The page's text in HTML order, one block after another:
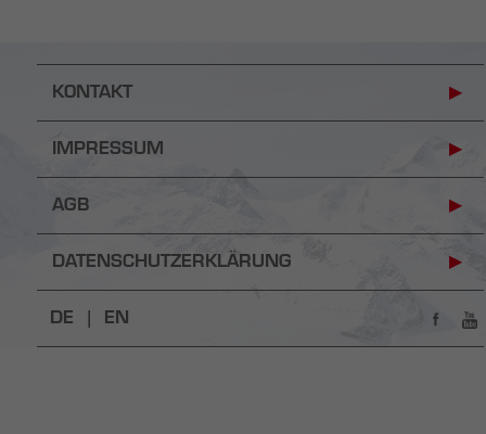
KONTAKT
IMPRESSUM
AGB
DATENSCHUTZERKLÄRUNG
DE | EN